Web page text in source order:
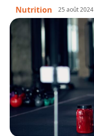
Nutrition 25 août 2024